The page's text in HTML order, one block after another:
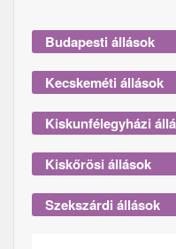
Budapesti állások
Kecskeméti állások
Kiskunfélegyházi
Kiskőrösi állások
Szekszárdi állások